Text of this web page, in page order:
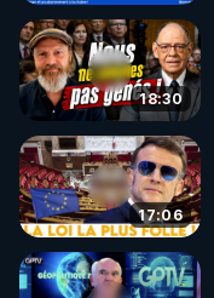
18:30
17:06